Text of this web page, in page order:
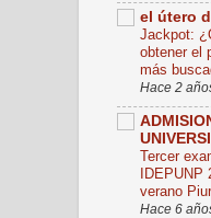
el útero
Jackpot:
obtener el
más
Hace 2
Tercer
IDEPUNP
verano
Hace 6